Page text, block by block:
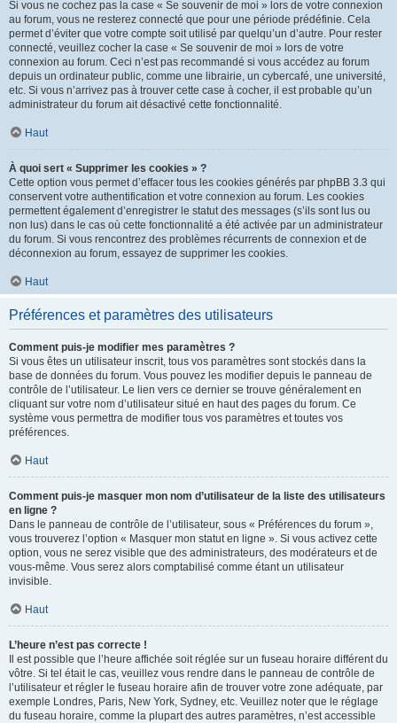
Si vous ne cochez pas la case « Se souvenir de moi » lors de votre connexion
au forum, vous ne resterez connecté que pour une période prédéfinie. Cela
permet d’éviter que votre compte soit utilisé par quelqu’un d’autre. Pour rester
connecté, veuillez cocher la case « Se souvenir de moi » lors de votre
connexion au forum. Ceci n’est pas recommandé si vous accédez au forum
depuis un ordinateur public, comme une librairie, un cybercafé, une université,
etc. Si vous n’arrivez pas à trouver cette case à cocher, il est probable qu’un
administrateur du forum ait désactivé cette fonctionnalité.
Haut
À quoi sert « Supprimer les cookies » ?
Cette option vous permet d’effacer tous les cookies générés par phpBB 3.3 qui
conservent votre authentification et votre connexion au forum. Les cookies
permettent également d’enregistrer le statut des messages (s’ils sont lus ou
non lus) dans le cas où cette fonctionnalité a été activée par un administrateur
du forum. Si vous rencontrez des problèmes récurrents de connexion et de
déconnexion au forum, essayez de supprimer les cookies.
Haut
Préférences et paramètres des utilisateurs
Comment puis-je modifier mes paramètres ?
Si vous êtes un utilisateur inscrit, tous vos paramètres sont stockés dans la
base de données du forum. Vous pouvez les modifier depuis le panneau de
contrôle de l’utilisateur. Le lien vers ce dernier se trouve généralement en
cliquant sur votre nom d’utilisateur situé en haut des pages du forum. Ce
système vous permettra de modifier tous vos paramètres et toutes vos
préférences.
Haut
Comment puis-je masquer mon nom d’utilisateur de la liste des utilisateurs
en ligne ?
Dans le panneau de contrôle de l’utilisateur, sous « Préférences du forum »,
vous trouverez l’option « Masquer mon statut en ligne ». Si vous activez cette
option, vous ne serez visible que des administrateurs, des modérateurs et de
vous-même. Vous serez alors comptabilisé comme étant un utilisateur
invisible.
Haut
L’heure n’est pas correcte !
Il est possible que l’heure affichée soit réglée sur un fuseau horaire différent du
vôtre. Si tel était le cas, veuillez vous rendre dans le panneau de contrôle de
l’utilisateur et régler le fuseau horaire afin de trouver votre zone adéquate, par
exemple Londres, Paris, New York, Sydney, etc. Veuillez noter que le réglage
du fuseau horaire, comme la plupart des autres paramètres, n’est accessible